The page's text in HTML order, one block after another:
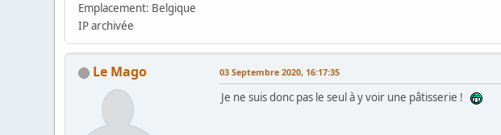
Emplacement: Belgique
IP archivée
Le Mago 03 Septembre 2020, 16:17:35
Je ne suis donc pas le seul à y voir une pâtisserie !